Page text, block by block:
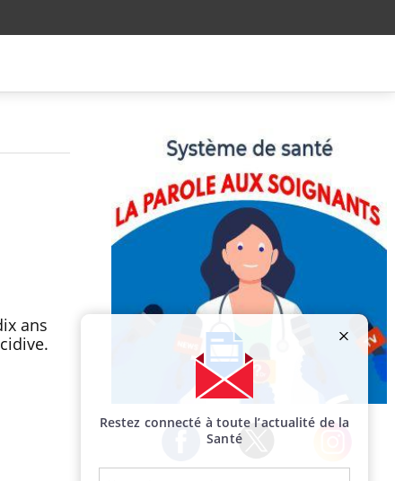
ans
Facebook Twitter Instagram
Restez connecté à toute l’actualité de la
Santé